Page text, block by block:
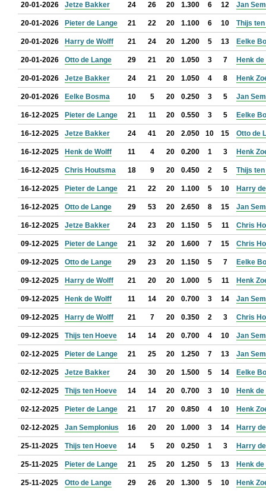
20-01-2026 Jetze Bakker 24 26 20 1.300 6 12 Jan
20-01-2026 Pieter de Lange 21 22 20 1.100 6 10 Thijs
20-01-2026 Harry de Wolff 21 24 20 1.200 5 13 Eelke
20-01-2026 Otto de Lange 29 21 20 1.050 3 7 Henk
20-01-2026 Jetze Bakker 24 21 20 1.050 4 8 Henk
20-01-2026 Eelke Bosma 10 5 20 0.250 3 5 Jan
16-12-2025 Pieter de Lange 21 11 20 0.550 3 5 Eelke
16-12-2025 Jetze Bakker 24 41 20 2.050 10 15 Otto de
16-12-2025 Henk de Wolff 11 4 20 0.200 1 3 Henk
16-12-2025 Chris Houtsma 18 9 20 0.450 2 5 Thijs
16-12-2025 Pieter de Lange 21 22 20 1.100 5 10 Harry
16-12-2025 Otto de Lange 29 53 20 2.650 8 15 Jan
16-12-2025 Jetze Bakker 24 23 20 1.150 5 11 Chris
09-12-2025 Pieter de Lange 21 32 20 1.600 7 15 Chris
09-12-2025 Otto de Lange 29 23 20 1.150 5 7 Eelke
09-12-2025 Harry de Wolff 21 20 20 1.000 5 11 Henk
09-12-2025 Henk de Wolff 11 14 20 0.700 3 14 Jan
09-12-2025 Harry de Wolff 21 7 20 0.350 2 3 Chris
09-12-2025 Thijs ten Hoeve 14 14 20 0.700 4 10 Jan
02-12-2025 Pieter de Lange 21 25 20 1.250 7 13 Jan
02-12-2025 Jetze Bakker 24 30 20 1.500 5 14 Eelke
02-12-2025 Thijs ten Hoeve 14 14 20 0.700 3 10 Henk
02-12-2025 Pieter de Lange 21 17 20 0.850 4 10 Henk
02-12-2025 Jan Semplonius 16 20 20 1.000 3 14 Harry
25-11-2025 Thijs ten Hoeve 14 5 20 0.250 1 3 Harry
25-11-2025 Pieter de Lange 21 25 20 1.250 5 13 Henk
25-11-2025 Otto de Lange 29 26 20 1.300 5 10 Henk